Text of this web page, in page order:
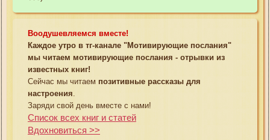
Воодушевляемся вместе!
Каждое утро в тг-канале "Мотивирующие послания"
мы читаем мотивирующие послания - отрывки из
известных книг!
Сейчас мы читаем позитивные рассказы для
настроения
Заряди свой день вместе с нами!
Список всех книг и статей
Вдохновиться >>